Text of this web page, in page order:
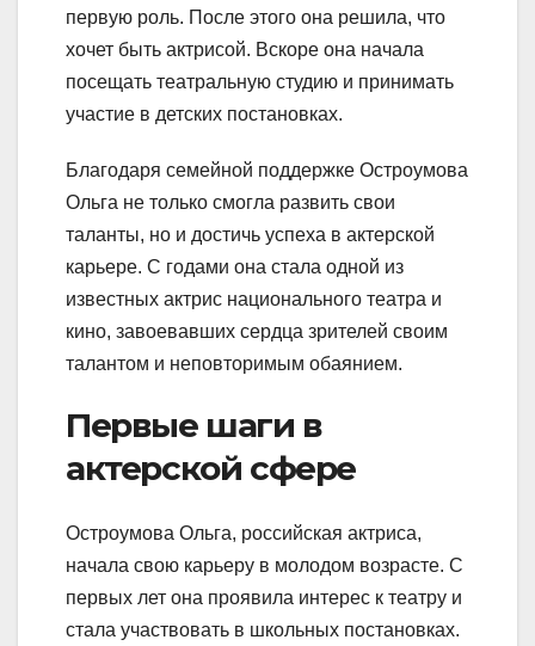
первую роль. После этого она решила, что
хочет быть актрисой. Вскоре она начала
посещать театральную студию и принимать
участие в детских постановках.
Благодаря семейной поддержке Остроумова
Ольга не только смогла развить свои
таланты, но и достичь успеха в актерской
карьере. С годами она стала одной из
известных актрис национального театра и
кино, завоевавших сердца зрителей своим
талантом и неповторимым обаянием.
Первые шаги в
актерской сфере
Остроумова Ольга, российская актриса,
начала свою карьеру в молодом возрасте. С
первых лет она проявила интерес к театру и
стала участвовать в школьных постановках.